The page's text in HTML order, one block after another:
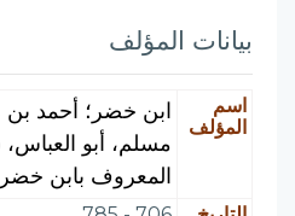
بيانات المؤلف
اسم
المؤلف
ابن خضر؛ أحمد
مسلم، أبو
المعروف بابن